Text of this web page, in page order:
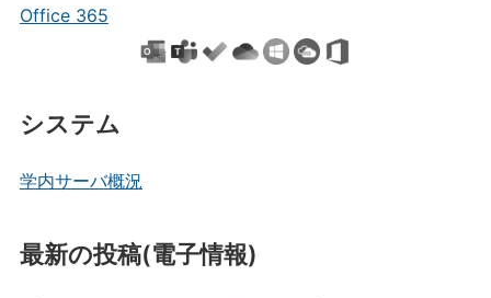
Office 365
システム
学内サーバ概況
最新の投稿(電子情報)